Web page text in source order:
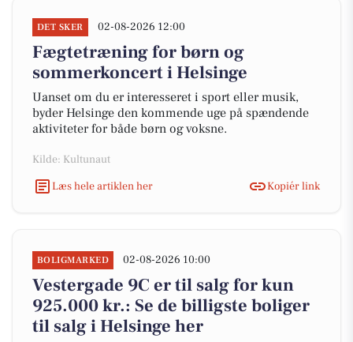
DET SKER 02-08-2026 12:00
Fægtetræning for børn og
sommerkoncert i Helsinge
Uanset om du er interesseret i sport eller musik,
byder Helsinge den kommende uge på spændende
aktiviteter for både børn og voksne.
Kilde: Kultunaut
Læs hele artiklen her
Kopiér link
BOLIGMARKED 02-08-2026 10:00
Vestergade 9C er til salg for kun
925.000 kr.: Se de billigste boliger
til salg i Helsinge her